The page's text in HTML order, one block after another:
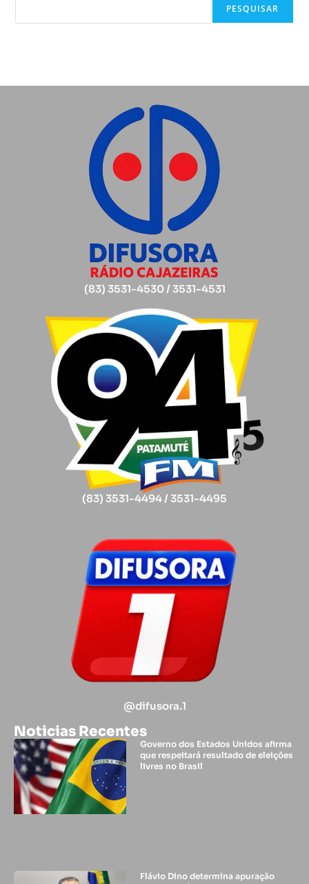
PESQUISAR
(83) 3531-4530 / 3531-4531
(83) 3531-4494 / 3531-4495
@difusora.1
Noticias Recentes
Governo dos Estados Unidos afirma
que respeitará resultado de eleições
livres no Brasil
Flávio Dino determina apuração